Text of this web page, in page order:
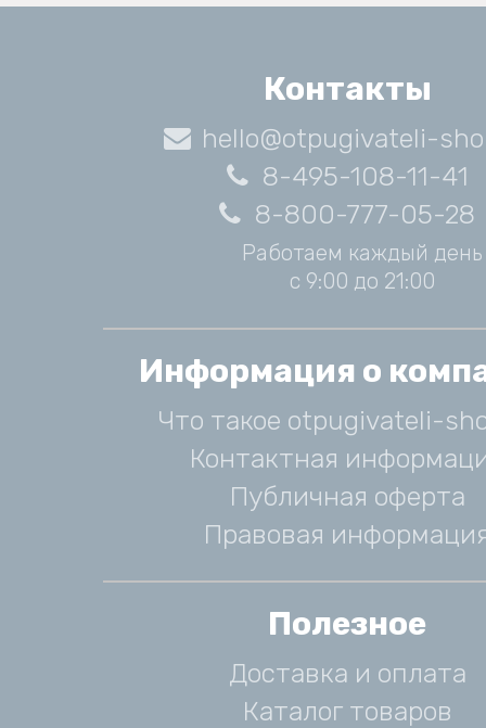
Контакты
hello@otpugivateli-
8-495-108-11-41
8-800-777-05-28
Работаем каждый день
с 9:00 до 21:00
Информация о
Что такое otpugivateli-
Контактная
Публичная оферта
Правовая
Полезное
Доставка и оплата
Каталог товаров